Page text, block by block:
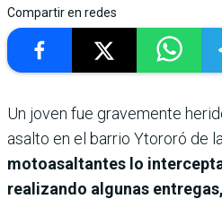
Compartir en redes
Un joven fue gravemente
asalto en el barrio Ytororó de
motoasaltantes lo
realizando algunas entregas,